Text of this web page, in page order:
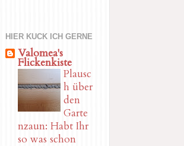
HIER KUCK ICH GERNE
Valomea's
Flickenkiste
Plausc
h über
den
Garte
nzaun: Habt Ihr
so was schon